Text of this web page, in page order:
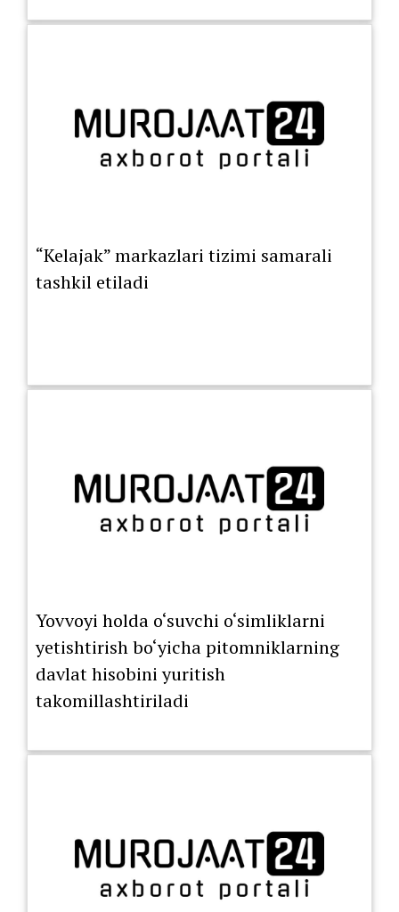
“Kelajak” markazlari tizimi samarali
tashkil etiladi
Yovvoyi holda o‘suvchi o‘simliklarni
yetishtirish bo‘yicha pitomniklarning
davlat hisobini yuritish
takomillashtiriladi